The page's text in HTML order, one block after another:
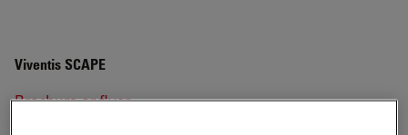
Viventis SCAPE
Brochure or flyer